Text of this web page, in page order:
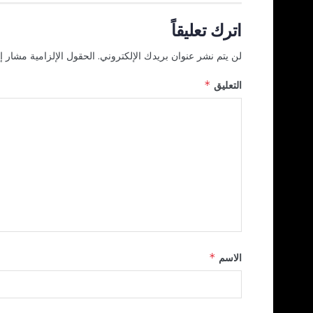
اترك تعليقاً
لن يتم نشر عنوان بريدك الإلكتروني. الحقول الإلزامية مشار
التعليق *
الاسم *